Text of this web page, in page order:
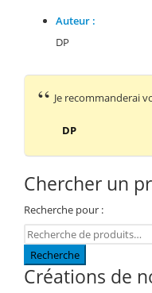
Auteur :
DP
Je recommanderai
DP
Chercher un
Recherche pour :
Recherche
Créations de